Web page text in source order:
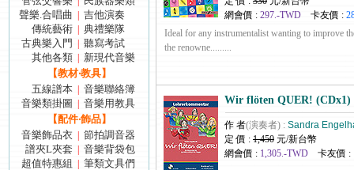
聲樂.合唱曲
吉他演奏
傳統藝術
典禮樂隊
古典樂入門
聽寫考試
其他各類
新現代音樂
【教材‧教具】
五線譜本
音樂聯絡簿
音樂類掛圖
音樂用教具
【配件‧飾品】
音樂飾品衣
節拍調音器
譜夾L夾套
音樂背袋包
超值特惠組
筆類文具們
網會價 : 297.-TWD 卡友價 :
Ideal for any instrumentalist wanting to improve
the renowne.........
Wir flöten QUER!
作 者(演奏者) : Sandra
定 價 : 1,450 元/新台幣
網會價 : 1,305.-TWD 卡友價 :